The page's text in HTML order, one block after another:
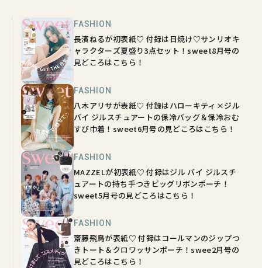
FASHION
長濱ねるが初表紙♡ 付録は日焼け♡サンリオキ
ャラクターズ夏盛り3点セット！sweet8月号の
見どころはこちら！
FASHION
八木アリサが表紙♡ 付録はハローキティ×ジル
バイ ジルスチュアートの保冷バッグ＆保冷おむ
すび巾着！sweet6月号の見どころはこちら！
FASHION
MAZZELが初表紙♡ 付録はジル バイ ジルスチ
ュアートの持ち手つきビッグリボンポーチ！
sweet5月号の見どころはこちら！
FASHION
齋藤飛鳥が表紙♡ 付録はコールマンのジップつ
きトート＆クロワッサンポーチ！swee2月号の
見どころはこちら！